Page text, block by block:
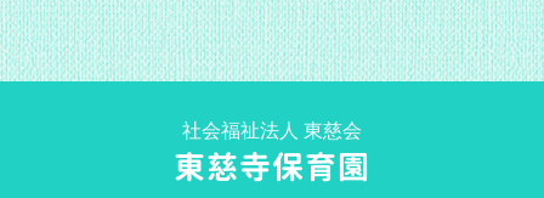
社会福祉法人 東慈会
東慈寺保育園